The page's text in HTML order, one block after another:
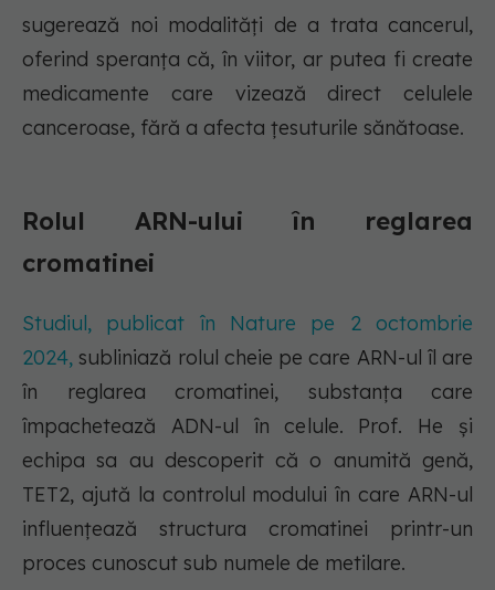
sugerează noi modalități de a trata cancerul,
oferind speranța că, în viitor, ar putea fi create
medicamente care vizează direct celulele
canceroase, fără a afecta țesuturile sănătoase.
Rolul ARN-ului în reglarea
cromatinei
Studiul, publicat în Nature pe 2 octombrie
2024, subliniază rolul cheie pe care ARN-ul îl are
în reglarea cromatinei, substanța care
împachetează ADN-ul în celule. Prof. He și
echipa sa au descoperit că o anumită genă,
TET2, ajută la controlul modului în care ARN-ul
influențează structura cromatinei printr-un
proces cunoscut sub numele de metilare.